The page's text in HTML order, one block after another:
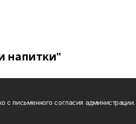
напитки"
письменного согласия администрации.